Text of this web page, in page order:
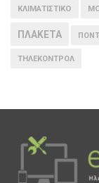
ΚΛΙΜΑΤΙΣΤΙΚΟ
ΠΛΑΚΕΤΑ
ΤΗΛΕΚΟΝΤΡΟΛ